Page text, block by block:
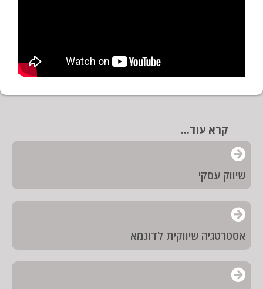
קרא עוד...
שיווק עסקי
אסטרטגיה שיווקית לדוגמא